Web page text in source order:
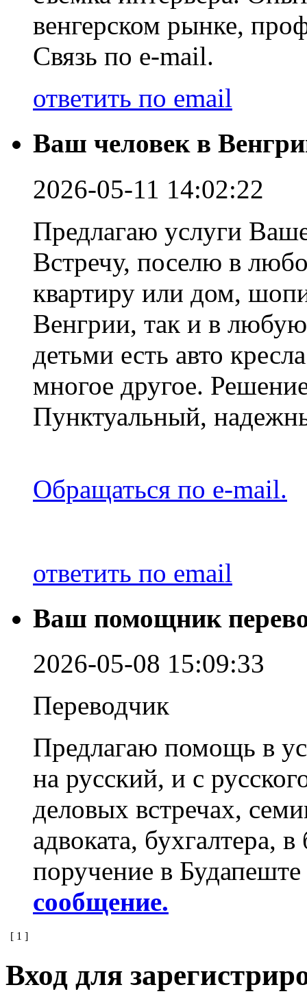
венгерском рынке,
Связь по e-mail.
ответить по email
Ваш человек в
2026-05-11 14:02:22
Предлагаю услуги
Встречу, поселю в
квартиру или дом,
Венгрии, так и в
детьми есть авто
многое другое.
Пунктуальный,
Обращаться по e-mail.
ответить по email
Ваш помощник
2026-05-08 15:09:33
Переводчик
Предлагаю помощь в
на русский, и с
деловых встречах,
адвоката, бухгалтера,
поручение в
сообщение.
[ 1 ]
Вход для